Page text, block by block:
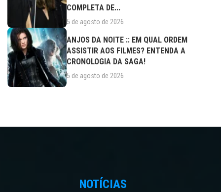
COMPLETA DE...
5 de agosto de 2026
ANJOS DA NOITE :: EM QUAL ORDEM
ASSISTIR AOS FILMES? ENTENDA A
CRONOLOGIA DA SAGA!
5 de agosto de 2026
NOTÍCIAS